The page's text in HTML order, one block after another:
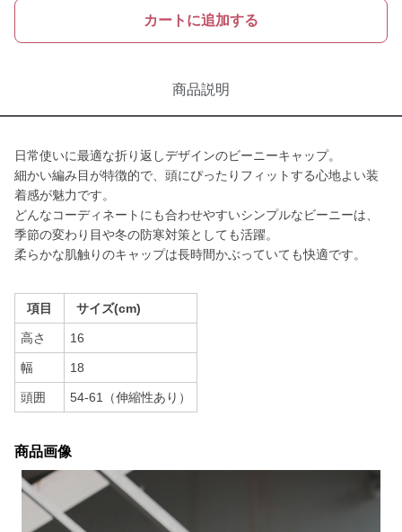
カートに追加する
商品説明
日常使いに最適な折り返しデザインのビーニーキャップ。
細かい編み目が特徴的で、頭にぴったりフィットする心地よい装
着感が魅力です。
どんなコーディネートにも合わせやすいシンプルなビーニーは、
季節の変わり目や冬の防寒対策としても活躍。
柔らかな肌触りのキャップは長時間かぶっていても快適です。
項目 サイズ(cm)
高さ 16
幅 18
頭囲 54-61（伸縮性あり）
商品画像